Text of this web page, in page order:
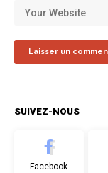
SUIVEZ-NOUS
Facebook